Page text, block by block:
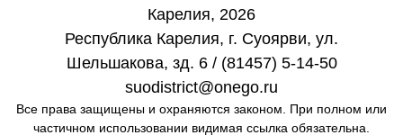
Карелия, 2026
Республика Карелия, г. Cуоярви, ул.
Шельшакова, зд. 6 / (81457) 5-14-50
suodistrict@onego.ru
Все права защищены и охраняются законом. При полном или
частичном использовании видимая ссылка обязательна.